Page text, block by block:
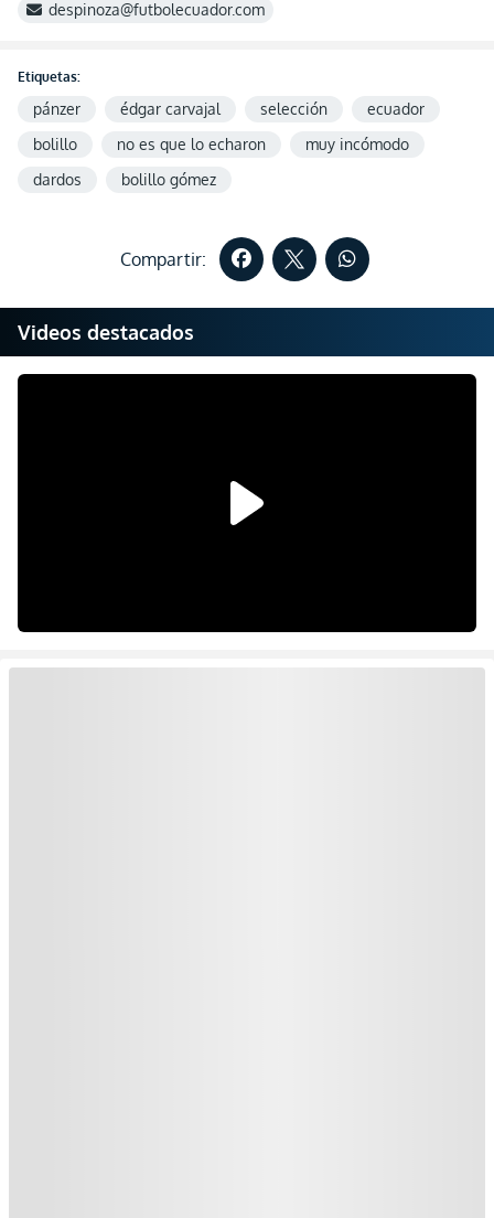
despinoza@futbolecuador.com
Etiquetas:
pánzer édgar carvajal selección
ecuador
bolillo
no es que lo echaron
muy incómodo
dardos
bolillo gómez
Compartir:
Videos destacados